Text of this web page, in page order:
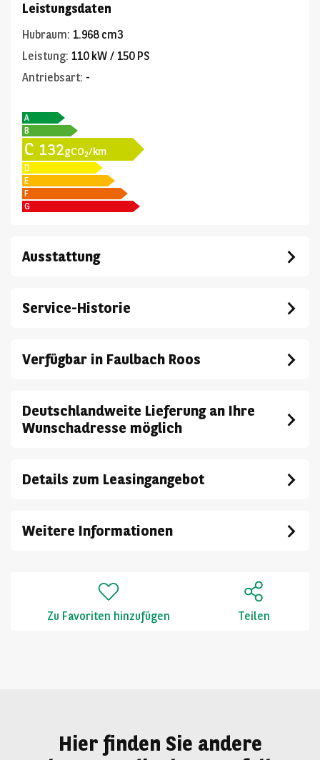
Leistungsdaten
Hubraum: 1.968 cm3
Leistung: 110 kW / 150 PS
Antriebsart: -
A
B
C 132gCO2/km
D
E
F
G
Ausstattung
Service-Historie
Verfügbar in Faulbach Roos
Deutschlandweite Lieferung an Ihre
Wunschadresse möglich
Details zum Leasingangebot
Weitere Informationen
Zu Favoriten hinzufügen Teilen
Hier finden Sie andere